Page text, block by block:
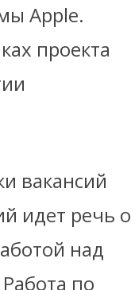
Apple.
проекта
вакансий
идет речь о
над
по